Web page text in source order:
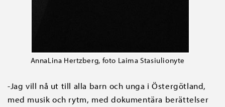
AnnaLina Hertzberg, foto Laima Stasiulionyte
-Jag vill nå ut till alla barn och unga i Östergötland,
med musik och rytm, med dokumentära berättelser